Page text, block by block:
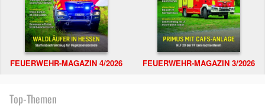
FEUERWEHR-MAGAZIN 4/2026 FEUERWEHR-MAGAZIN 3/2026
Top-Themen